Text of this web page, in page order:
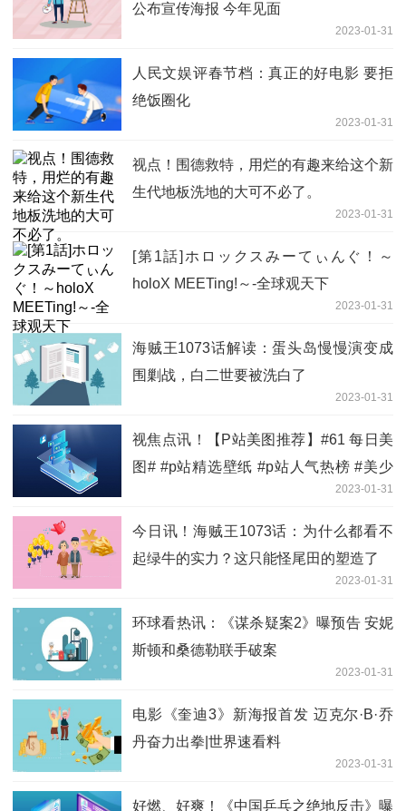
公布宣传海报 今年见面
2023-01-31
人民文娱评春节档：真正的好电影 要拒
绝饭圈化
2023-01-31
视点！围德救特，用烂的有趣来给这个新
生代地板洗地的大可不必了。
2023-01-31
[第1話]ホロックスみーてぃんぐ！～
holoX MEETing!～-全球观天下
2023-01-31
海贼王1073话解读：蛋头岛慢慢演变成
围剿战，白二世要被洗白了
2023-01-31
视焦点讯！【P站美图推荐】#61 每日美
图# #p站精选壁纸 #p站人气热榜 #美少
2023-01-31
今日讯！海贼王1073话：为什么都看不
起绿牛的实力？这只能怪尾田的塑造了
2023-01-31
环球看热讯：《谋杀疑案2》曝预告 安妮
斯顿和桑德勒联手破案
2023-01-31
电影《奎迪3》新海报首发 迈克尔·B·乔
丹奋力出拳|世界速看料
2023-01-31
好燃、好爽！《中国乒乓之绝地反击》曝